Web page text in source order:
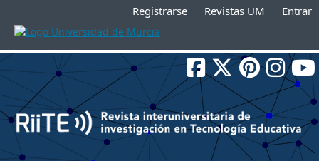
Registrarse Revistas UM Entrar